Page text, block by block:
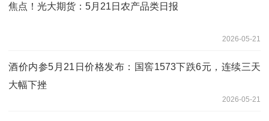
焦点！光大期货：5月21日农产品类日报
2026-05-21
酒价内参5月21日价格发布：国窖1573下跌6元，连续三天
大幅下挫
2026-05-21